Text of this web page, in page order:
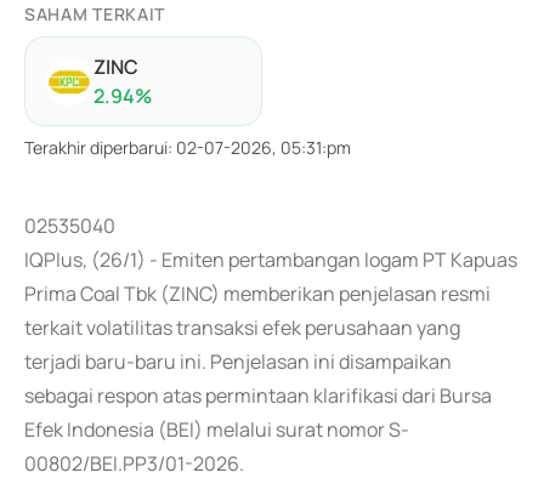
SAHAM TERKAIT
ZINC
2.94%
Terakhir diperbarui: 02-07-2026, 05:31:pm
02535040
IQPlus, (26/1) - Emiten pertambangan logam PT Kapuas
Prima Coal Tbk (ZINC) memberikan penjelasan resmi
terkait volatilitas transaksi efek perusahaan yang
terjadi baru-baru ini. Penjelasan ini disampaikan
sebagai respon atas permintaan klarifikasi dari Bursa
Efek Indonesia (BEI) melalui surat nomor S-
00802/BEI.PP3/01-2026.